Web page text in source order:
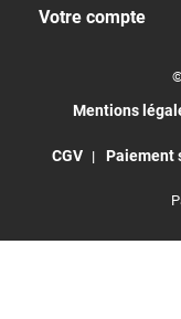
Votre compte
Mentions
CGV Paiement